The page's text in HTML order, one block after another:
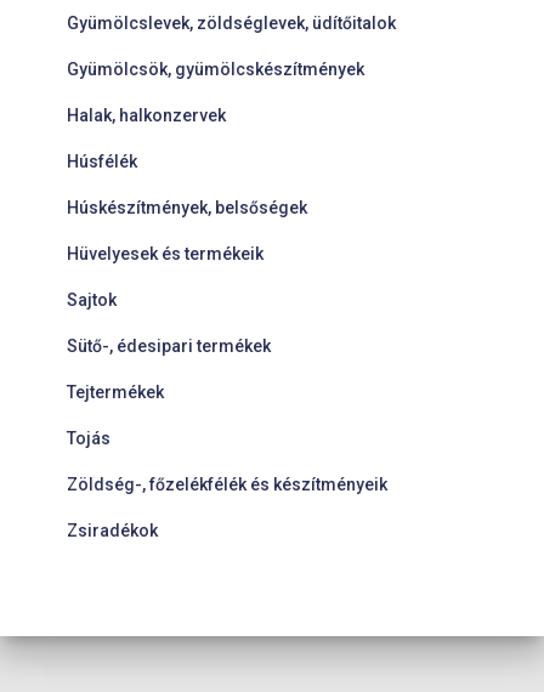
Gyümölcslevek, zöldséglevek, üdítőitalok
Gyümölcsök, gyümölcskészítmények
Halak, halkonzervek
Húsfélék
Húskészítmények, belsőségek
Hüvelyesek és termékeik
Sajtok
Sütő-, édesipari termékek
Tejtermékek
Tojás
Zöldség-, főzelékfélék és készítményeik
Zsiradékok